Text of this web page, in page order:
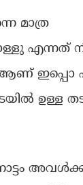
മാത്ര
എന്നത്
ആണ് ഇപ്പൊ
ഉള്ള